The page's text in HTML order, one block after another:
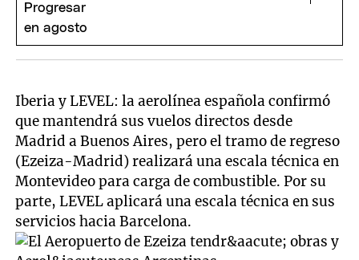
Iberia y LEVEL: la aerolínea española confirmó
que mantendrá sus vuelos directos desde
Madrid a Buenos Aires, pero el tramo de regreso
(Ezeiza-Madrid) realizará una escala técnica en
Montevideo para carga de combustible. Por su
parte, LEVEL aplicará una escala técnica en sus
servicios hacia Barcelona.